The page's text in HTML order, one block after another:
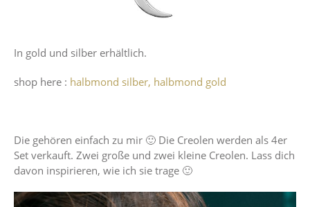
In gold und silber erhältlich.
shop here : halbmond silber, halbmond gold
Die gehören einfach zu mir 🙂 Die Creolen werden als 4er
Set verkauft. Zwei große und zwei kleine Creolen. Lass dich
davon inspirieren, wie ich sie trage 🙂